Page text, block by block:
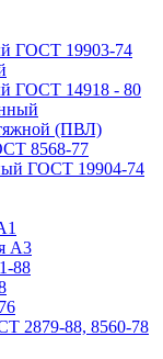
ГОСТ 19903-74
ГОСТ 14918 - 80
(ПВЛ)
8568-77
ГОСТ 19904-74
А3
88
2879-88, 8560-78